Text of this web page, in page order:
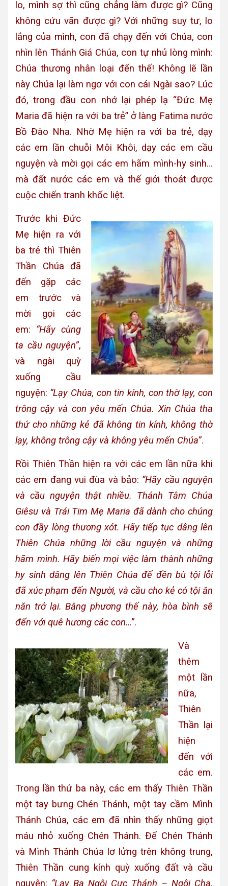
lo, mình sợ thì cũng chẳng làm được gì? Cũng
không cứu vãn được gì? Với những suy tư, lo
lắng của mình, con đã chạy đến với Chúa, con
nhìn lên Thánh Giá Chúa, con tự nhủ lòng mình:
Chúa thương nhân loại đến thế! Không lẽ lần
này Chúa lại làm ngơ với con cái Ngài sao? Lúc
đó, trong đầu con nhớ lại phép lạ “Đức Mẹ
Maria đã hiện ra với ba trẻ” ở làng Fatima nước
Bồ Ðào Nha. Nhờ Mẹ hiện ra với ba trẻ, dạy
các em lần chuỗi Môi Khôi, dạy các em cầu
nguyện và mời gọi các em hãm mình-hy sinh…
mà đất nước các em và thế giới thoát được
cuộc chiến tranh khốc liệt.
Trước khi Đức
Mẹ hiện ra với
ba trẻ thì Thiên
Thần Chúa đã
đến gặp các
em trước và
mời gọi các
em: “Hãy cùng
ta cầu nguyện”,
và ngài quỳ
xuống cầu
nguyện: “Lạy Chúa, con tin kính, con thờ lạy, con
trông cậy và con yêu mến Chúa. Xin Chúa tha
thứ cho những kẻ đã không tin kính, không thờ
lạy, không trông cậy và không yêu mến Chúa”.
Rồi Thiên Thần hiện ra với các em lần nữa khi
các em đang vui đùa và bảo: “Hãy cầu nguyện
và cầu nguyện thật nhiều. Thánh Tâm Chúa
Giêsu và Trái Tim Mẹ Maria đã dành cho chúng
con đầy lòng thương xót. Hãy tiếp tục dâng lên
Thiên Chúa những lời cầu nguyện và những
hãm mình. Hãy biến mọi việc làm thành những
hy sinh dâng lên Thiên Chúa để đền bù tội lỗi
đã xúc phạm đến Người, và cầu cho kẻ có tội ăn
năn trở lại. Bằng phương thế này, hòa bình sẽ
đến với quê hương các con…”.
Và
thêm
một lần
nữa,
Thiên
Thần lại
hiện
đến với
các em.
Trong lần thứ ba này, các em thấy Thiên Thần
một tay bưng Chén Thánh, một tay cầm Mình
Thánh Chúa, các em đã nhìn thấy những giọt
máu nhỏ xuống Chén Thánh. Ðể Chén Thánh
và Mình Thánh Chúa lơ lửng trên không trung,
Thiên Thần cung kính quỳ xuống đất và cầu
nguyện: “Lạy Ba Ngôi Cực Thánh – Ngôi Cha,